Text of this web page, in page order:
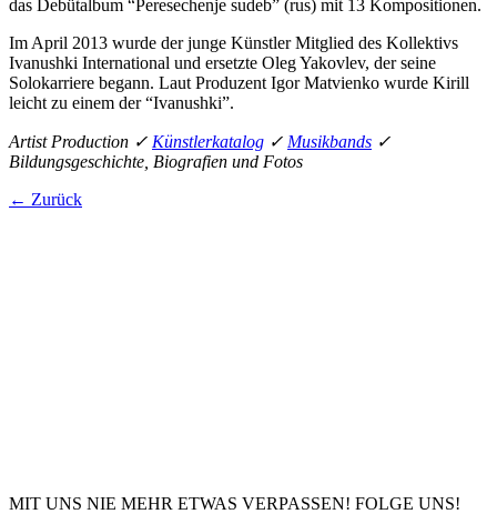
das Debütalbum “Peresechenje sudeb” (rus) mit 13 Kompositionen.
Im April 2013 wurde der junge Künstler Mitglied des Kollektivs
Ivanushki International und ersetzte Oleg Yakovlev, der seine
Solokarriere begann. Laut Produzent Igor Matvienko wurde Kirill
leicht zu einem der “Ivanushki”.
Artist Production ✓ Künstlerkatalog ✓ Musikbands ✓
Bildungsgeschichte, Biografien und Fotos
← Zurück
MIT UNS NIE MEHR ETWAS VERPASSEN! FOLGE UNS!